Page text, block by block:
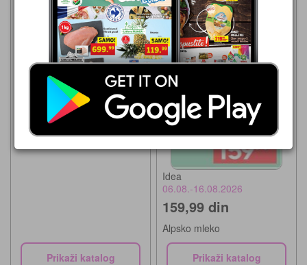
06.08.-26.08.2026
149,99 din
Prikaži katalog
Idea
06.08.-16.08.2026
159,99 din
Alpsko mleko
Prikaži katalog